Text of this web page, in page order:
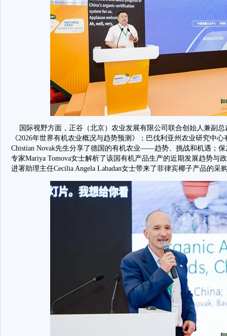
国际视野方面，正谷（北京）农业发展有限公司联合创始人兼副
《2026年世界有机农业概况与趋势预测》；巴伐利亚州农业研究中
Chistian Novak先生分享了德国的有机农业——趋势、挑战和机遇；
专家Mariya Tomova女士解析了该国有机产品生产的近期发展趋势与
进署助理主任Cecilia Angela Labadan女士带来了菲律宾椰子产品的采